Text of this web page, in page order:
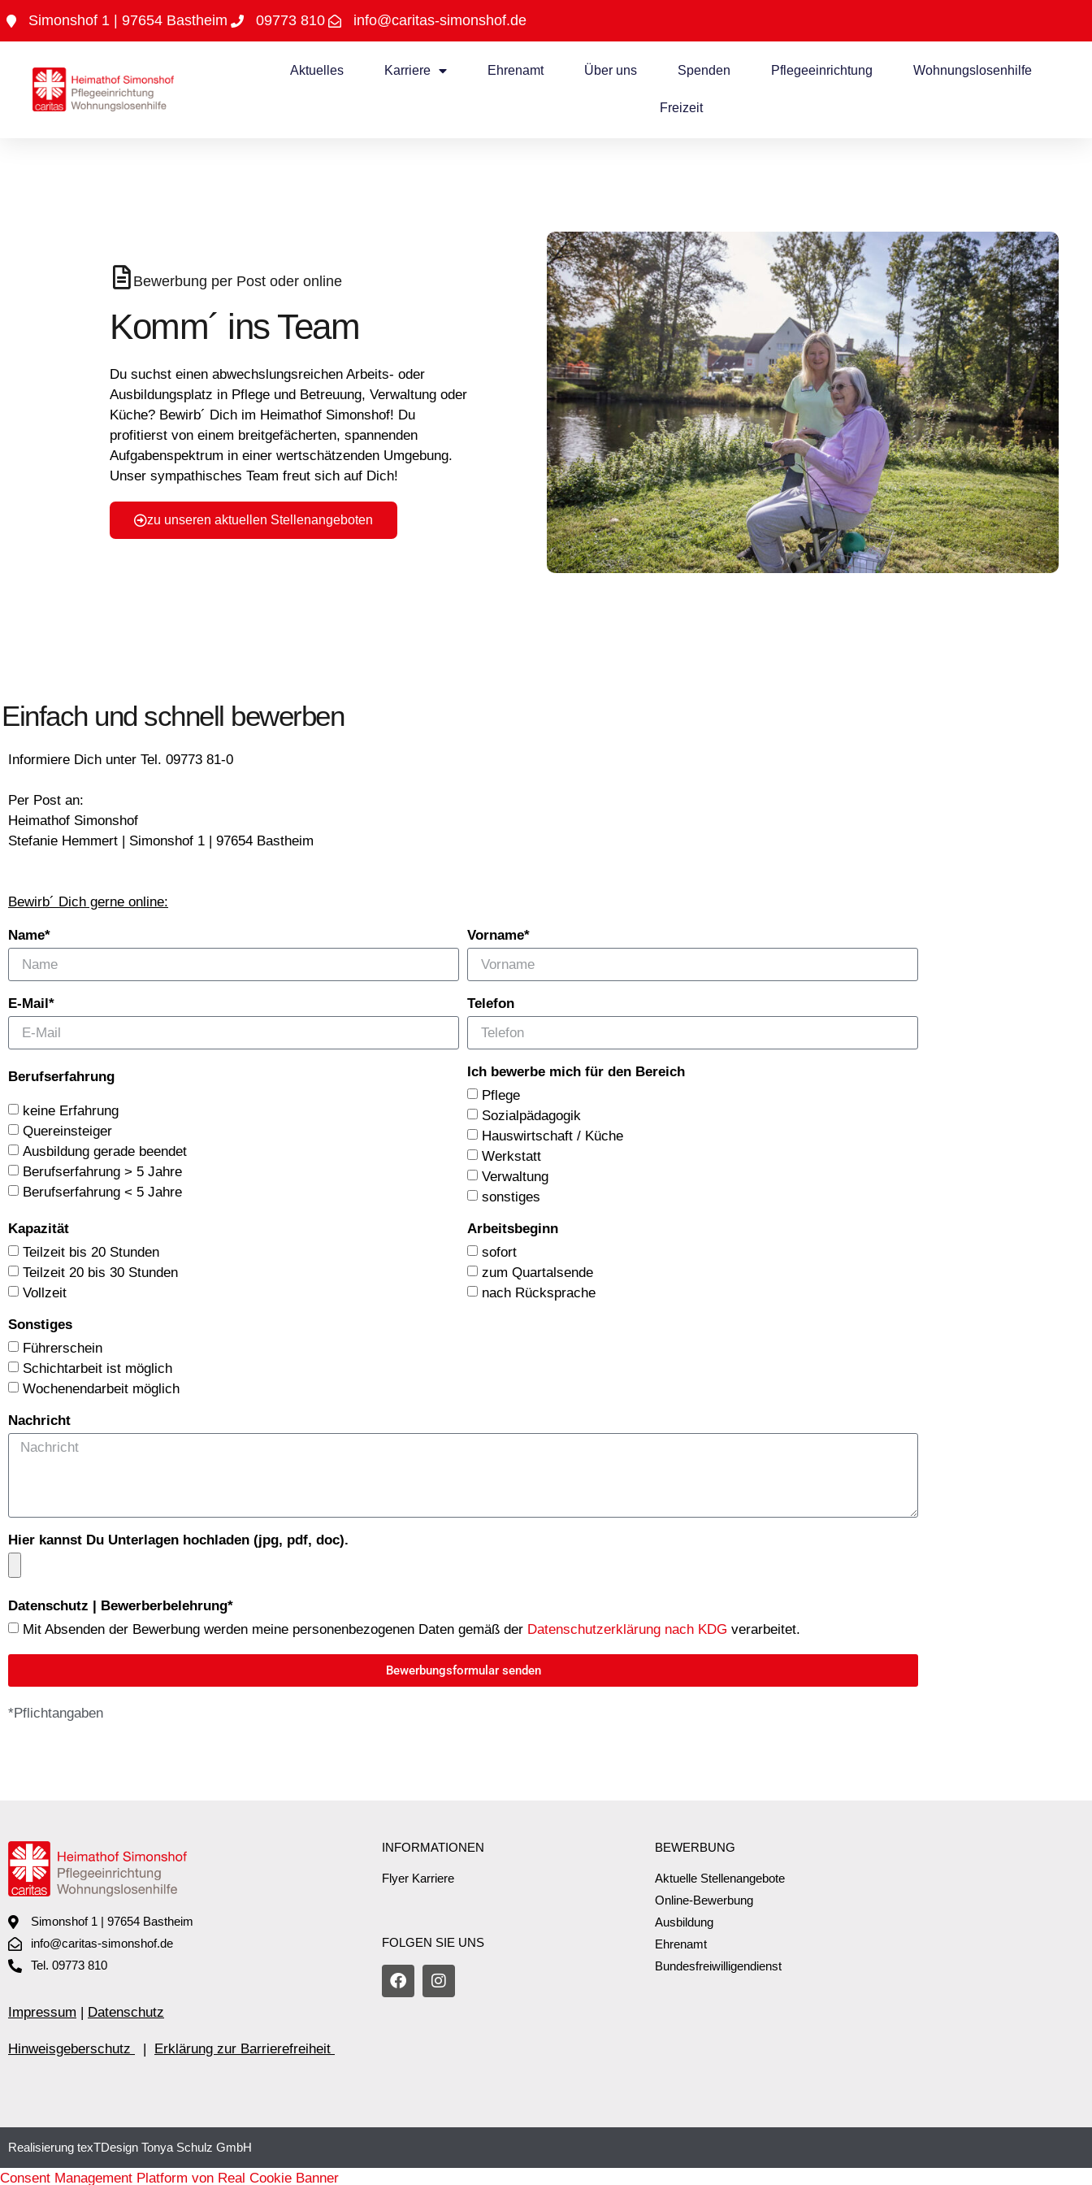
springenSimonshof 1 | 97654 Bastheim 09773 810 info@caritas-simonshof.de
Aktuelles Karriere Ehrenamt Über uns Spenden Pflegeeinrichtung Wohnungslosenhilfe
Freizeit
Bewerbung per Post oder online
Komm´ ins Team
Du suchst einen abwechslungsreichen Arbeits- oder
Ausbildungsplatz in Pflege und Betreuung, Verwaltung oder
Küche? Bewirb´ Dich im Heimathof Simonshof! Du
profitierst von einem breitgefächerten, spannenden
Aufgabenspektrum in einer wertschätzenden Umgebung.
Unser sympathisches Team freut sich auf Dich!
zu unseren aktuellen Stellenangeboten
Einfach und schnell bewerben
Informiere Dich unter Tel . 09773 81-0
Per Post an:
Heimathof Simonshof
Stefanie Hemmert | Simonshof 1 | 97654 Bastheim
Bewirb´ Dich gerne online:
Name* Vorname*
E-Mail* Telefon
Berufserfahrung
keine Erfahrung
Quereinsteiger
Ausbildung gerade beendet
Berufserfahrung > 5 Jahre
Berufserfahrung < 5 Jahre
Ich bewerbe mich für den Bereich
Pflege
Sozialpädagogik
Hauswirtschaft / Küche
Werkstatt
Verwaltung
sonstiges
Kapazität
Teilzeit bis 20 Stunden
Teilzeit 20 bis 30 Stunden
Vollzeit
Arbeitsbeginn
sofort
zum Quartalsende
nach Rücksprache
Sonstiges
Führerschein
Schichtarbeit ist möglich
Wochenendarbeit möglich
Nachricht
Hier kannst Du Unterlagen hochladen (jpg, pdf, doc).
Datenschutz | Bewerberbelehrung*
Mit Absenden der Bewerbung werden meine personenbezogenen Daten gemäß der Datenschutzerklärung nach KDG verarbeitet.
Bewerbungsformular senden
*Pflichtangaben
Simonshof 1 | 97654 Bastheim
info@caritas-simonshof.de
Tel. 09773 810
Impressum | Datenschutz
Hinweisgeberschutz | Erklärung zur Barrierefreiheit
INFORMATIONEN
Flyer Karriere
FOLGEN SIE UNS
BEWERBUNG
Aktuelle Stellenangebote
Online-Bewerbung
Ausbildung
Ehrenamt
Bundesfreiwilligendienst
Realisierung texTDesign Tonya Schulz GmbH
Consent Management Platform von Real Cookie Banner